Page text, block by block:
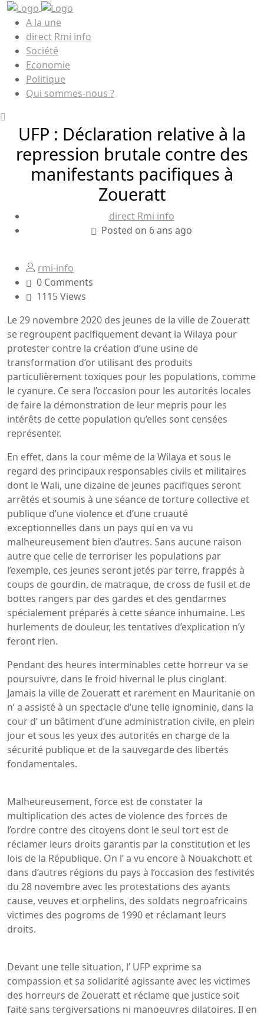
A la une
direct Rmi info
Société
Economie
Politique
Qui sommes-nous ?
UFP : Déclaration relative à la
repression brutale contre des
manifestants pacifiques à
Zoueratt
direct Rmi info
Posted on 6 ans ago
rmi-info
0 Comments
1115 Views
Le 29 novembre 2020 des jeunes de la ville de Zoueratt
se regroupent pacifiquement devant la Wilaya pour
protester contre la création d’une usine de
transformation d’or utilisant des produits
particulièrement toxiques pour les populations, comme
le cyanure. Ce sera l’occasion pour les autorités locales
de faire la démonstration de leur mepris pour les
intérêts de cette population qu’elles sont censées
représenter.
En effet, dans la cour même de la Wilaya et sous le
regard des principaux responsables civils et militaires
dont le Wali, une dizaine de jeunes pacifiques seront
arrêtés et soumis à une séance de torture collective et
publique d’une violence et d’une cruauté
exceptionnelles dans un pays qui en va vu
malheureusement bien d’autres. Sans aucune raison
autre que celle de terroriser les populations par
l’exemple, ces jeunes seront jetés par terre, frappés à
coups de gourdin, de matraque, de cross de fusil et de
bottes rangers par des gardes et des gendarmes
spécialement préparés à cette séance inhumaine. Les
hurlements de douleur, les tentatives d’explication n’y
feront rien.
Pendant des heures interminables cette horreur va se
poursuivre, dans le froid hivernal le plus cinglant.
Jamais la ville de Zoueratt et rarement en Mauritanie on
n’ a assisté à un spectacle d’une telle ignominie, dans la
cour d’ un bâtiment d’une administration civile, en plein
jour et sous les yeux des autorités en charge de la
sécurité publique et de la sauvegarde des libertés
fondamentales.
Malheureusement, force est de constater la
multiplication des actes de violence des forces de
l’ordre contre des citoyens dont le seul tort est de
réclamer leurs droits garantis par la constitution et les
lois de la République. On l’ a vu encore à Nouakchott et
dans d’autres régions du pays à l’occasion des festivités
du 28 novembre avec les protestations des ayants
cause, veuves et orphelins, des soldats negroafricains
victimes des pogroms de 1990 et réclamant leurs
droits.
Devant une telle situation, l’ UFP exprime sa
compassion et sa solidarité agissante avec les victimes
des horreurs de Zoueratt et réclame que justice soit
faite sans tergiversations ni manoeuvres dilatoires. Il en